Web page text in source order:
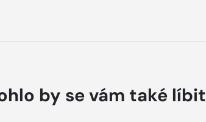
by se vám také líbit